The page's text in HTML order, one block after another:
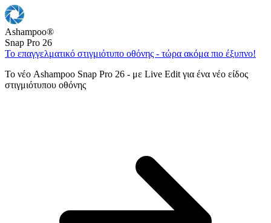
Ashampoo®
Snap Pro 26
Το επαγγελματικό στιγμιότυπο οθόνης - τώρα ακόμα πιο έξυπνο!
Το νέο Ashampoo Snap Pro 26 - με Live Edit για ένα νέο είδος
στιγμιότυπου οθόνης